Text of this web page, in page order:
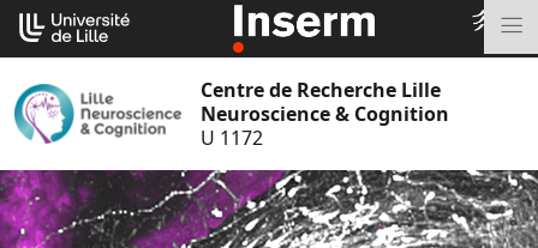
Aller
au
contenu
Centre de Recherche Lille
Neuroscience & Cognition
U 1172
Cookies management panel